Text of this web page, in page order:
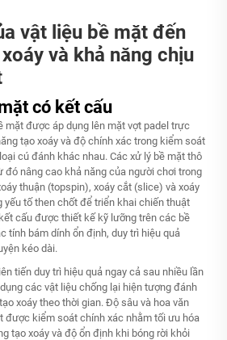
vật liệu bề mặt đến
và khả năng chịu
có kết cấu
mặt được áp dụng lên mặt vợt padel trực
tạo xoáy và độ chính xác trong kiểm soát
cú đánh khác nhau. Các xử lý bề mặt thô
đó nâng cao khả năng của người chơi trong
thuận (topspin), xoáy cắt (slice) và xoáy
tố then chốt để triển khai chiến thuật
cấu được thiết kế kỹ lưỡng trên các bề
tính bám dính ổn định, duy trì hiệu quả
kéo dài.
tiến duy trì hiệu quả ngay cả sau nhiều lần
các vật liệu chống lại hiện tượng đánh
xoáy theo thời gian. Độ sâu và hoa văn
được kiểm soát chính xác nhằm tối ưu hóa
tạo xoáy và độ ổn định khi bóng rời khỏi